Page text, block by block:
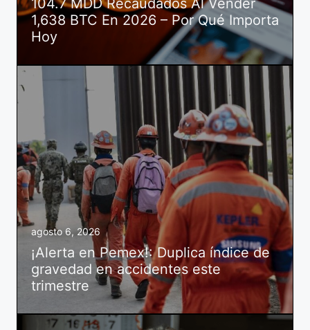
104.7 MDD Recaudados Al Vender
1,638 BTC En 2026 – Por Qué Importa
Hoy
agosto 6, 2026
¡Alerta en Pemex!: Duplica índice de
gravedad en accidentes este
trimestre